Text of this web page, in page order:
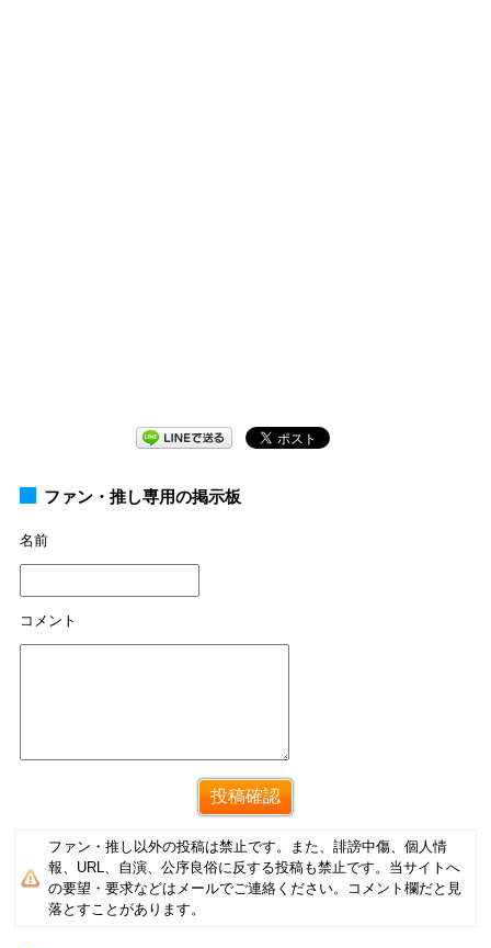
ファン・推し専用の掲示板
名前
コメント
ファン・推し以外の投稿は禁止です。また、誹謗中傷、個人情
報、URL、自演、公序良俗に反する投稿も禁止です。当サイトへ
の要望・要求などはメールでご連絡ください。コメント欄だと見
落とすことがあります。